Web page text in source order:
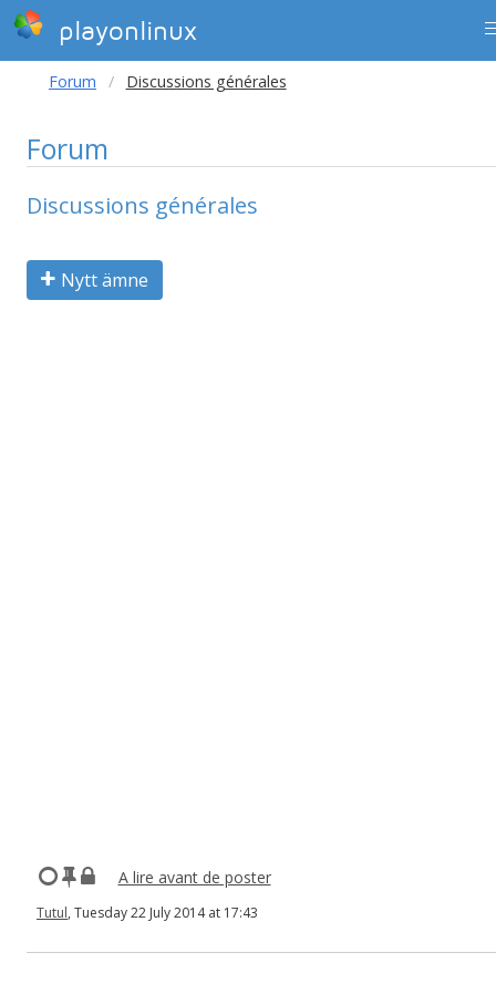
playonlinux
Forum Discussions générales
Forum
Discussions générales
Nytt ämne
A lire avant de poster
Tutul, Tuesday 22 July 2014 at 17:43